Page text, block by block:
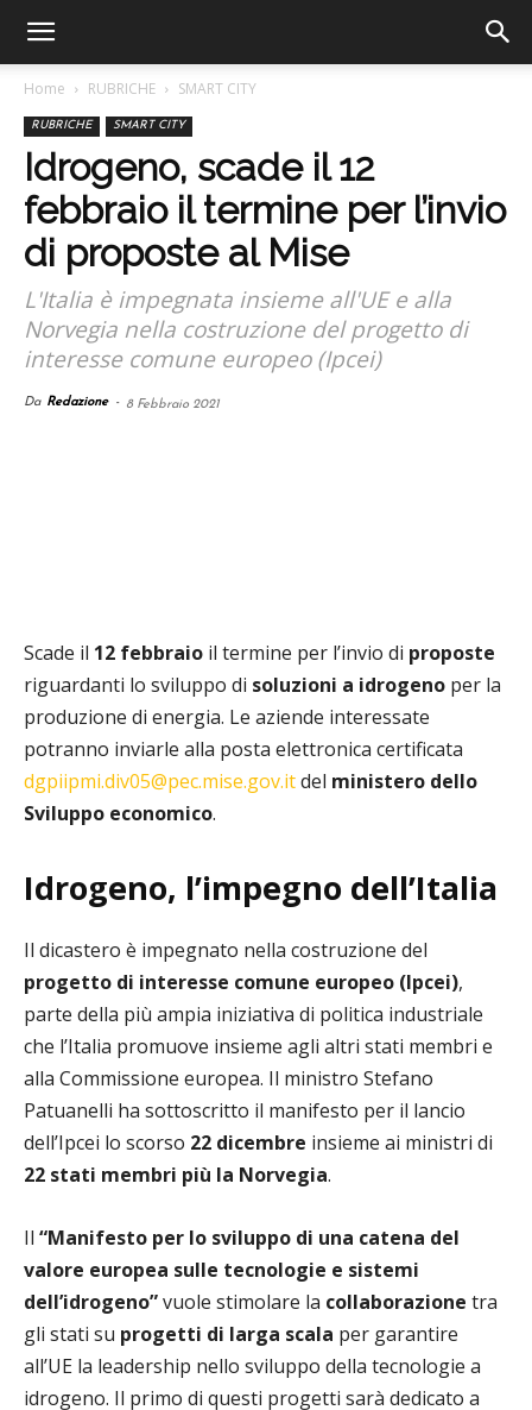
Home RUBRICHE SMART CITY
RUBRICHE SMART CITY
Idrogeno, scade il 12
febbraio il termine per l’invio
di proposte al Mise
L'Italia è impegnata insieme all'UE e alla
Norvegia nella costruzione del progetto di
interesse comune europeo (Ipcei)
Da Redazione - 8 Febbraio 2021
Scade il 12 febbraio il termine per l’invio di proposte
riguardanti lo sviluppo di soluzioni a idrogeno per la
produzione di energia. Le aziende interessate
potranno inviarle alla posta elettronica certificata
dgpiipmi.div05@pec.mise.gov.itdel ministero dello
Sviluppo economico.
Idrogeno, l’impegno dell’Italia
Il dicastero è impegnato nella costruzione del
progetto di interesse comune europeo (Ipcei),
parte della più ampia iniziativa di politica industriale
che l’Italia promuove insieme agli altri stati membri e
alla Commissione europea. Il ministro Stefano
Patuanelli ha sottoscritto il manifesto per il lancio
dell’Ipcei lo scorso 22 dicembre insieme ai ministri di
22 stati membri più la Norvegia.
Il “Manifesto per lo sviluppo di una catena del
valore europea sulle tecnologie e sistemi
dell’idrogeno”vuole stimolare la collaborazione tra
gli stati su progetti di larga scala per garantire
all’UE la leadership nello sviluppo della tecnologie a
idrogeno. Il primo di questi progetti sarà dedicato a